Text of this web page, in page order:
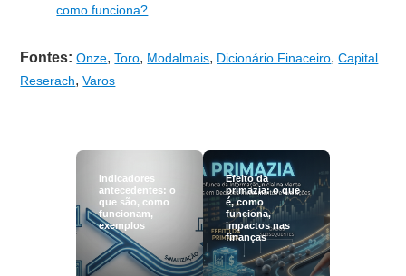
como funciona?
Fontes: Onze,Toro, Modalmais, Dicionário Finaceiro,Capital
Reserach,Varos
Indicadores
antecedentes: o
que são, como
funcionam,
exemplos
Efeito da
primazia: o que
é, como
funciona,
impactos nas
finanças